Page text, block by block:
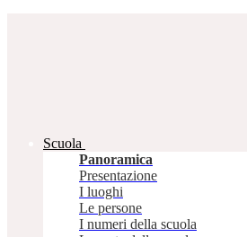
Scuola
Panoramica
Presentazione
I luoghi
Le persone
I numeri della scuola